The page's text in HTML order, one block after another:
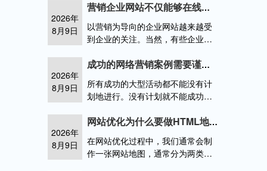
2026年
8月9日
营销企业网站不仅能够在线接受订单，还能大大节约宣传成本
以营销为导向的企业网站越来越受
到企业的关注。当然，有些企业处
网站建设之后，其他人有哪些好的
2026年
8月9日
成功的网络营销案例需要谨遵营销动态、推广策略
所有成功的大型活动都不能没有计
划地进行。没有计划就不能成功地
如何规划，以达到预期的结果呢？
列举一个网络营销的成功案例
2026年
8月9日
网站优化为什么要做HTML地图？帮助搜索引擎蜘蛛标记抓取网站路线
在网站优化过程中，我们通常会制
作一张网站地图，通常分为两类。